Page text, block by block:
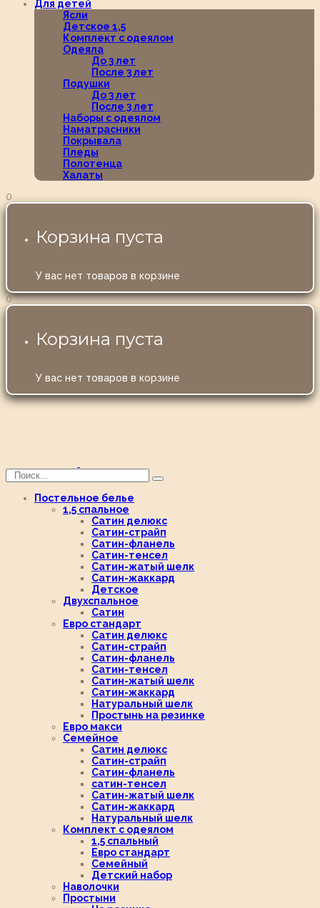
Для детей
Ясли
Детское 1,5
Комплект с одеялом
Одеяла
До 3 лет
После 3 лет
Подушки
До 3 лет
После 3 лет
Наборы с одеялом
Наматрасники
Покрывала
Пледы
Полотенца
Халаты
0
Корзина пуста
У вас нет товаров в корзине
0
Корзина пуста
У вас нет товаров в корзине
Постельное белье
1,5 спальное
Сатин делюкс
Сатин-страйп
Сатин-фланель
Сатин-тенсел
Сатин-жатый шелк
Сатин-жаккард
Детское
Двухспальное
Сатин
Евро стандарт
Сатин делюкс
Сатин-страйп
Сатин-фланель
Сатин-тенсел
Сатин-жатый шелк
Сатин-жаккард
Натуральный шелк
Простынь на резинке
Евро макси
Семейное
Сатин делюкс
Сатин-страйп
Сатин-фланель
сатин-тенсел
Сатин-жатый шелк
Сатин-жаккард
Натуральный шелк
Комплект с одеялом
1,5 спальный
Евро стандарт
Семейный
Детский набор
Наволочки
Простыни